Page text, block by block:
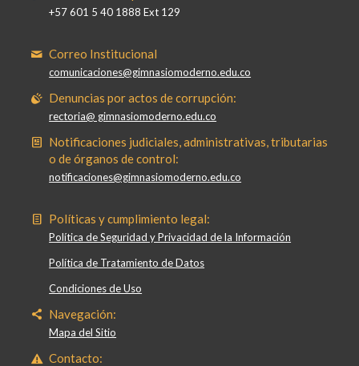
+57 601 5 40 1888 Ext 129
Correo Institucional
comunicaciones@gimnasiomoderno.edu.co
Denuncias por actos de corrupción:
rectoria@ gimnasiomoderno.edu.co
Notificaciones judiciales, administrativas, tributarias
o de órganos de control:
notificaciones@gimnasiomoderno.edu.co
Políticas y cumplimiento legal:
Política de Seguridad y Privacidad de la Información
Política de Tratamiento de Datos
Condiciones de Uso
Navegación:
Mapa del Sitio
Contacto: